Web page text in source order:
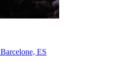
Barcelone, ES